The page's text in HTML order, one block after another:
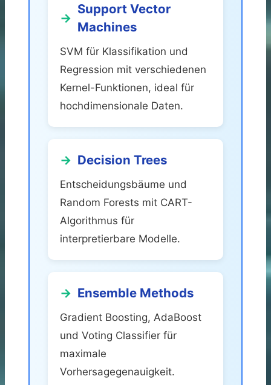
Support Vector
Machines
SVM für Klassifikation und
Regression mit verschiedenen
Kernel-Funktionen, ideal für
hochdimensionale Daten.
Decision Trees
Entscheidungsbäume und
Random Forests mit CART-
Algorithmus für
interpretierbare Modelle.
Ensemble Methods
Gradient Boosting, AdaBoost
und Voting Classifier für
maximale
Vorhersagegenauigkeit.